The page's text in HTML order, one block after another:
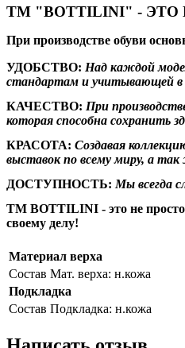
ТМ "BOTTILINI" - ЭТО
При производстве обуви
УДОБСТВО: Над каждой
стандартам и учитывающей в
КАЧЕСТВО: При
которая способна сохранить
КРАСОТА: Создавая
выставок по всему миру, а
ДОСТУПНОСТЬ: Мы всегда
ТМ BOTTILINI - это не
своему делу!
Материал верха
Состав Мат. верха: н.кожа
Подкладка
Состав Подкладка: н.кожа